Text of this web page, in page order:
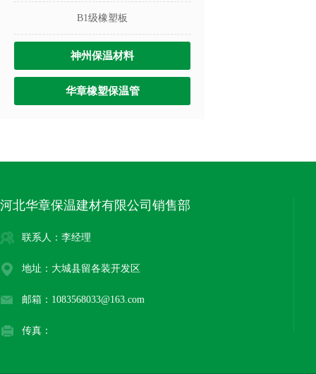
B1级橡塑板
神州保温材料
华章橡塑保温管
河北华章保温建材有限公司销售部
联系人：李经理
地址：大城县留各装开发区
邮箱：1083568033@163.com
传真：